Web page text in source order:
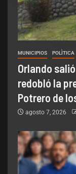
MUNICIPIOS POLÌTICA
Orlando
redobló la
Potrero de
agosto 7, 2026